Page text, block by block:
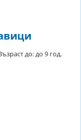
до: до 9 год.